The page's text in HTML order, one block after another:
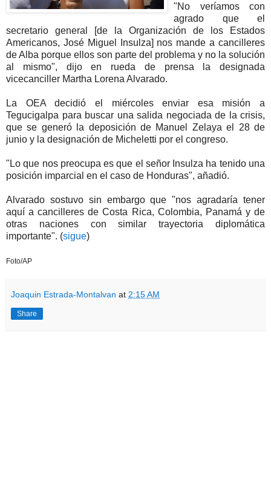
"No veríamos con
agrado que el
secretario general [de la Organización de los Estados
Americanos, José Miguel Insulza] nos mande a cancilleres
de Alba porque ellos son parte del problema y no la solución
al mismo", dijo en rueda de prensa la designada
vicecanciller Martha Lorena Alvarado.
La OEA decidió el miércoles enviar esa misión a
Tegucigalpa para buscar una salida negociada de la crisis,
que se generó la deposición de Manuel Zelaya el 28 de
junio y la designación de Micheletti por el congreso.
"Lo que nos preocupa es que el señor Insulza ha tenido una
posición imparcial en el caso de Honduras", añadió.
Alvarado sostuvo sin embargo que "nos agradaría tener
aquí a cancilleres de Costa Rica, Colombia, Panamá y de
otras naciones con similar trayectoria diplomática
importante". (sigue)
Foto/AP
Joaquin Estrada-Montalvan at 2:15 AM
Share